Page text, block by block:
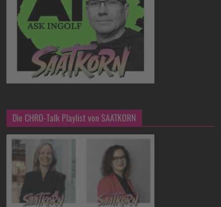
Die CHRO-Talk Playlist von SAATKORN